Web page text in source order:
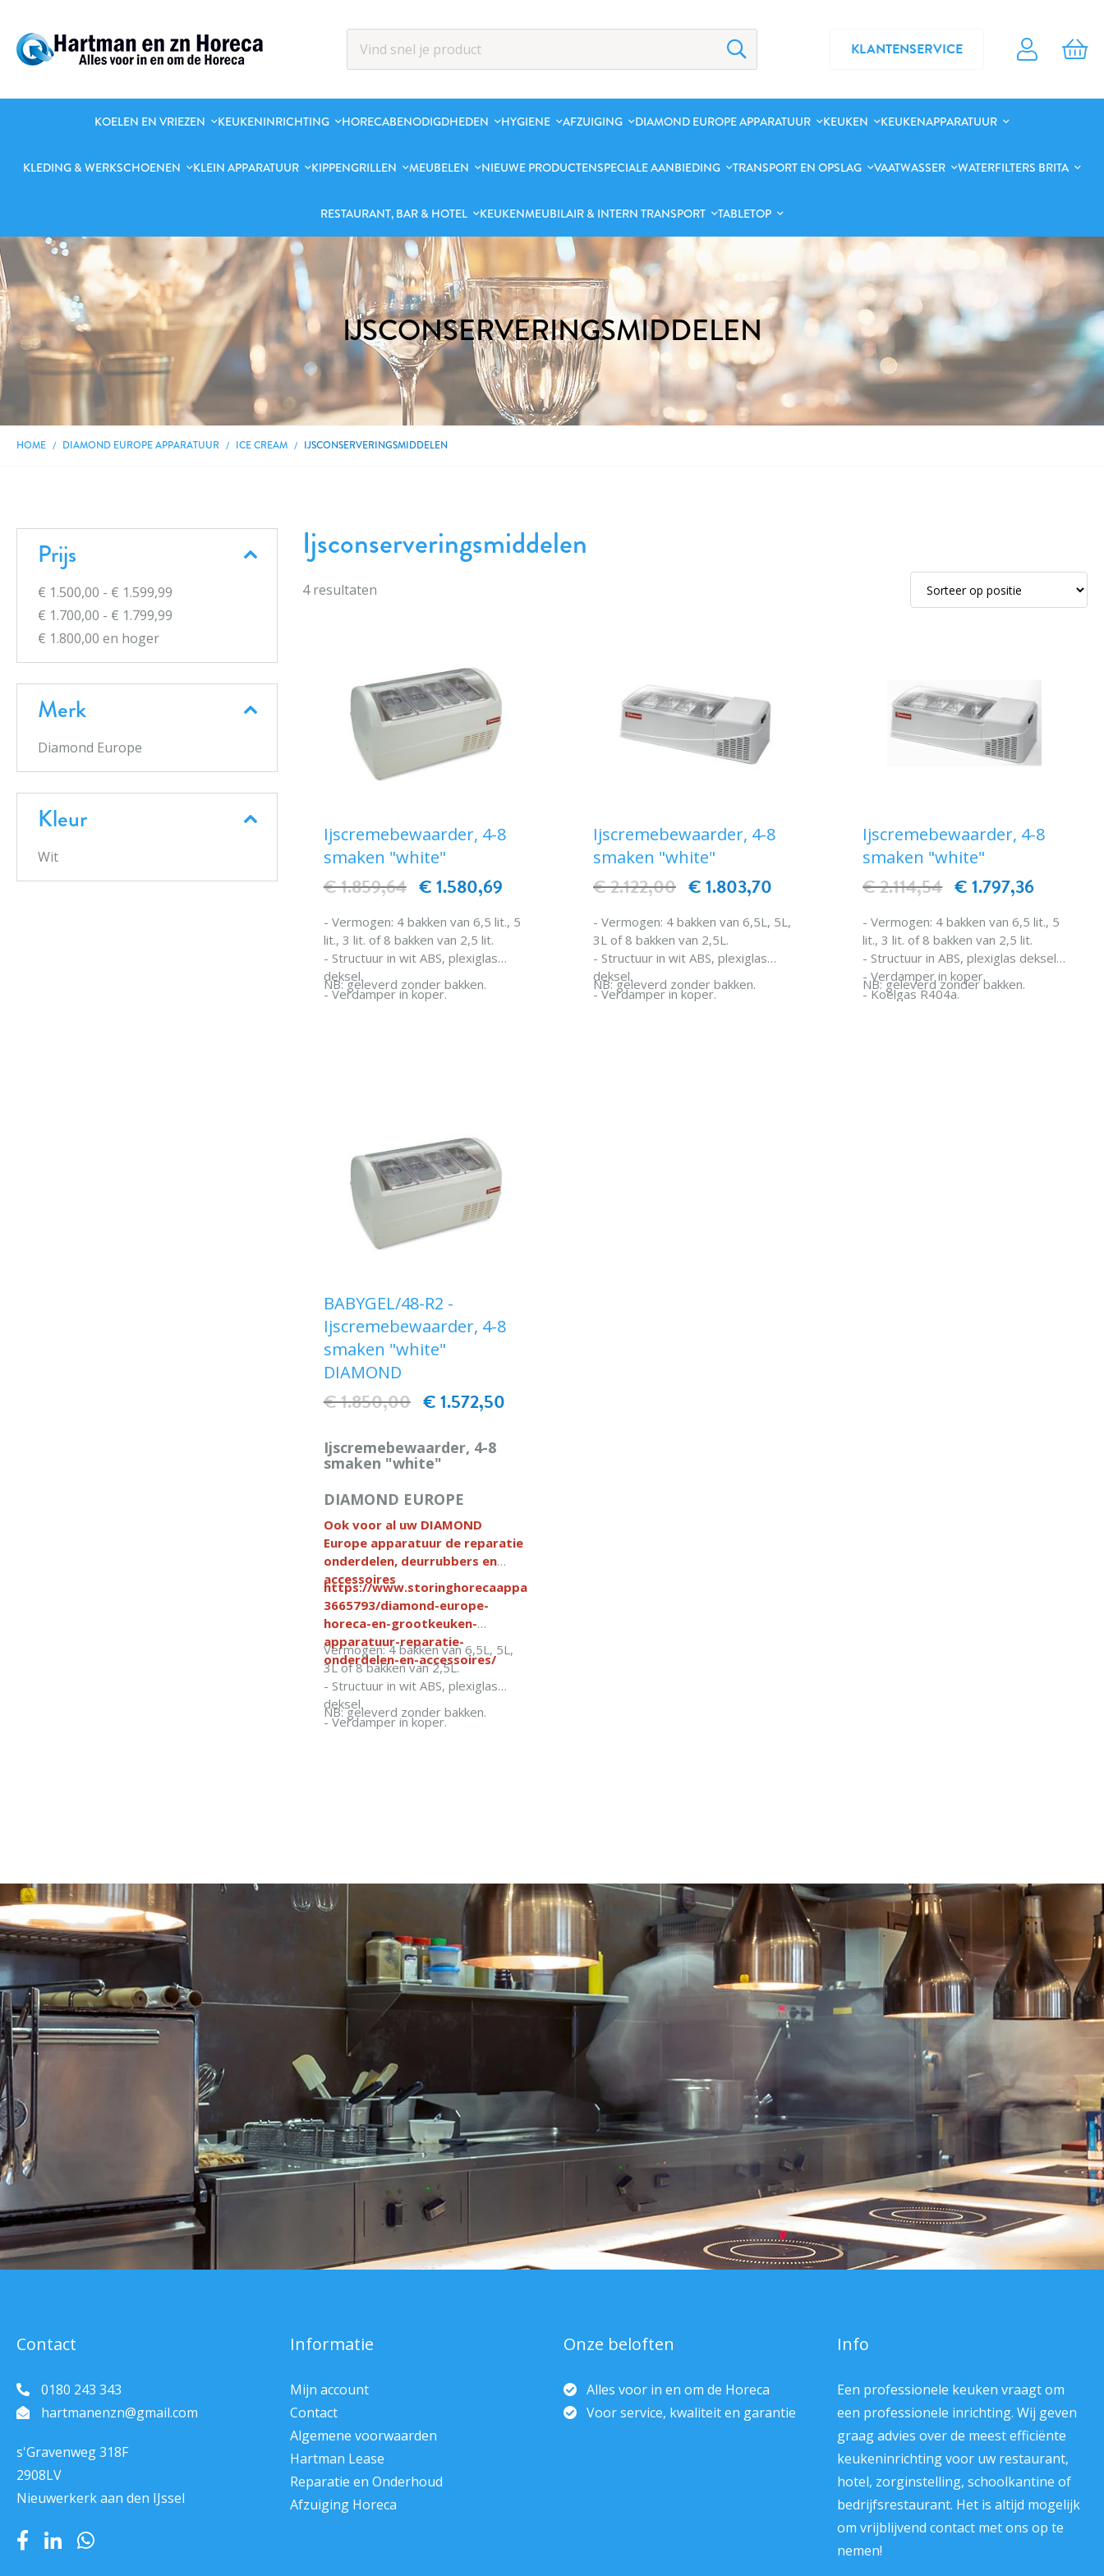
KLANTENSERVICE
KOELEN EN VRIEZEN KEUKENINRICHTING HORECABENODIGDHEDEN HYGIENE AFZUIGING DIAMOND EUROPE APPARATUUR KEUKEN KEUKENAPPARATUUR
KLEDING & WERKSCHOENEN KLEIN APPARATUUR KIPPENGRILLEN MEUBELEN NIEUWE PRODUCTENSPECIALE AANBIEDING TRANSPORT EN OPSLAG VAATWASSER WATERFILTERS BRITA
RESTAURANT, BAR & HOTEL KEUKENMEUBILAIR & INTERN TRANSPORT TABLETOP
IJSCONSERVERINGSMIDDELEN
HOME DIAMOND EUROPE APPARATUUR ICE CREAM IJSCONSERVERINGSMIDDELEN
Ijsconserveringsmiddelen
4resultaten
Ijscremebewaarder, 4-8
smaken "white"
€ 1.580,69
€ 1.859,64
- Vermogen: 4 bakken van 6,5 lit., 5
lit., 3 lit. of 8 bakken van 2,5 lit.
- Structuur in wit ABS, plexiglas
deksel.
- Verdamper in koper.
NB: geleverd zonder bakken.
Ijscremebewaarder, 4-8
smaken "white"
€ 1.803,70
€ 2.122,00
- Vermogen: 4 bakken van 6,5L, 5L,
3L of 8 bakken van 2,5L.
- Structuur in wit ABS, plexiglas
deksel.
- Verdamper in koper.
NB: geleverd zonder bakken.
Ijscremebewaarder, 4-8
smaken "white"
€ 1.797,36
€ 2.114,54
- Vermogen: 4 bakken van 6,5 lit., 5
lit., 3 lit. of 8 bakken van 2,5 lit.
- Structuur in ABS, plexiglas deksel.
- Verdamper in koper.
- Koelgas R404a.
NB: geleverd zonder bakken.
BABYGEL/48-R2 -
Ijscremebewaarder, 4-8
smaken "white"
DIAMOND
€ 1.572,50
€ 1.850,00
Ijscremebewaarder, 4-8
smaken "white"
DIAMOND EUROPE
Ook voor al uw DIAMOND
Europe apparatuur de reparatie
onderdelen, deurrubbers en
accessoires
https://www.storinghorecaapparatuur.nl/c-
3665793/diamond-europe-
horeca-en-grootkeuken-
apparatuur-reparatie-
onderdelen-en-accessoires/
Vermogen: 4 bakken van 6,5L, 5L,
3L of 8 bakken van 2,5L.
- Structuur in wit ABS, plexiglas
deksel.
- Verdamper in koper.
NB: geleverd zonder bakken.
Prijs
€ 1.500,00 - € 1.599,99
€ 1.700,00 - € 1.799,99
€ 1.800,00 en hoger
Merk
Diamond Europe
Kleur
Wit
Contact
0180 243 343
hartmanenzn@gmail.com
s'Gravenweg 318F
2908LV
Nieuwerkerk aan den IJssel
Informatie
Mijn account
Contact
Algemene voorwaarden
Hartman Lease
Reparatie en Onderhoud
Afzuiging Horeca
Onze beloften
Alles voor in en om de Horeca
Voor service, kwaliteit en garantie
Info
Een professionele keuken vraagt om
een professionele inrichting. Wij geven
graag advies over de meest efficiënte
keukeninrichting voor uw restaurant,
hotel, zorginstelling, schoolkantine of
bedrijfsrestaurant. Het is altijd mogelijk
om vrijblijvend contact met ons op te
nemen!